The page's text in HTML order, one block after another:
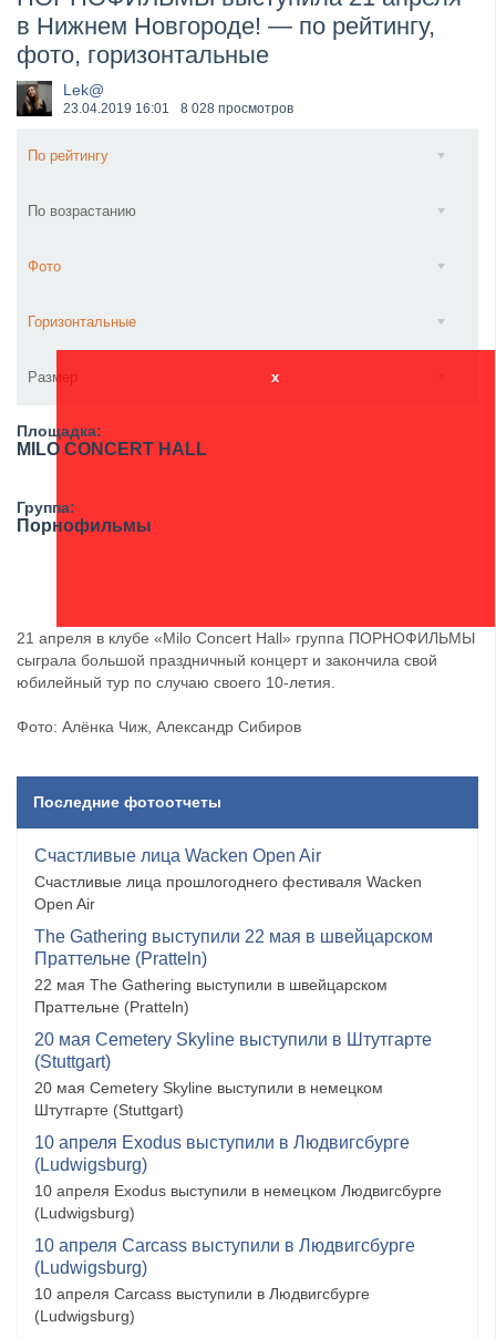
​Wacken Open Air 2027 объявил новую волну участ...
в Нижнем Новгороде! — по рейтингу,
фото, горизонтальные
Lek@
23.04.2019 16:01 8 028 просмотров
По рейтингу
По возрастанию
Фото
Горизонтальные
Размер x
Площадка:
MILO CONCERT HALL
Группа:
Порнофильмы
21 апреля в клубе «Milo Concert Hall» группа ПОРНОФИЛЬМЫ
сыграла большой праздничный концерт и закончила свой
юбилейный тур по случаю своего 10-летия.
Фото: Алёнка Чиж, Александр Сибиров
Последние фотоотчеты
Счастливые лица Wacken Open Air
Счастливые лица прошлогоднего фестиваля Wacken
Open Air
The Gathering выступили 22 мая в швейцарском
Праттельне (Pratteln)
22 мая The Gathering выступили в швейцарском
Праттельне (Pratteln)
20 мая Cemetery Skyline выступили в Штутгарте
(Stuttgart)
20 мая Cemetery Skyline выступили в немецком
Штутгарте (Stuttgart)
10 апреля Exodus выступили в Людвигсбурге
(Ludwigsburg)
10 апреля Exodus выступили в немецком Людвигсбурге
(Ludwigsburg)
10 апреля Carcass выступили в Людвигсбурге
(Ludwigsburg)
10 апреля Carcass выступили в Людвигсбурге
(Ludwigsburg)